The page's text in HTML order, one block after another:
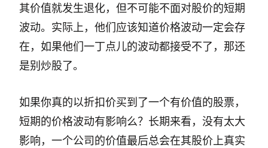
其价值就发生退化，但不可能不面对股价的短期
波动。实际上，他们应该知道价格波动一定会存
在，如果他们一丁点儿的波动都接受不了，那还
是别炒股了。
如果你真的以折扣价买到了一个有价值的股票，
短期的价格波动有影响么？长期来看，没有太大
影响，一个公司的价值最后总会在其股价上真实